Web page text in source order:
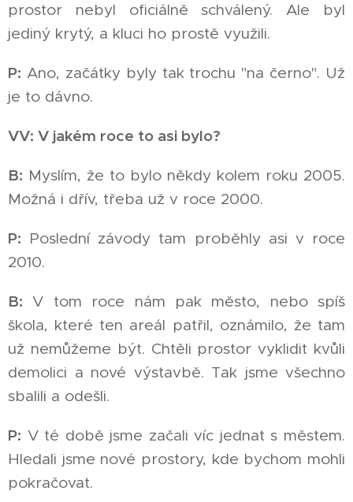
prostor nebyl oficiálně schválený. Ale byl
jediný krytý, a kluci ho prostě využili.
P: Ano, začátky byly tak trochu "na černo". Už
je to dávno.
VV: V jakém roce to asi bylo?
B: Myslím, že to bylo někdy kolem roku 2005.
Možná i dřív, třeba už v roce 2000.
P: Poslední závody tam proběhly asi v roce
2010.
B: V tom roce nám pak město, nebo spíš
škola, které ten areál patřil, oznámilo, že tam
už nemůžeme být. Chtěli prostor vyklidit kvůli
demolici a nové výstavbě. Tak jsme všechno
sbalili a odešli.
P: V té době jsme začali víc jednat s městem.
Hledali jsme nové prostory, kde bychom mohli
pokračovat.